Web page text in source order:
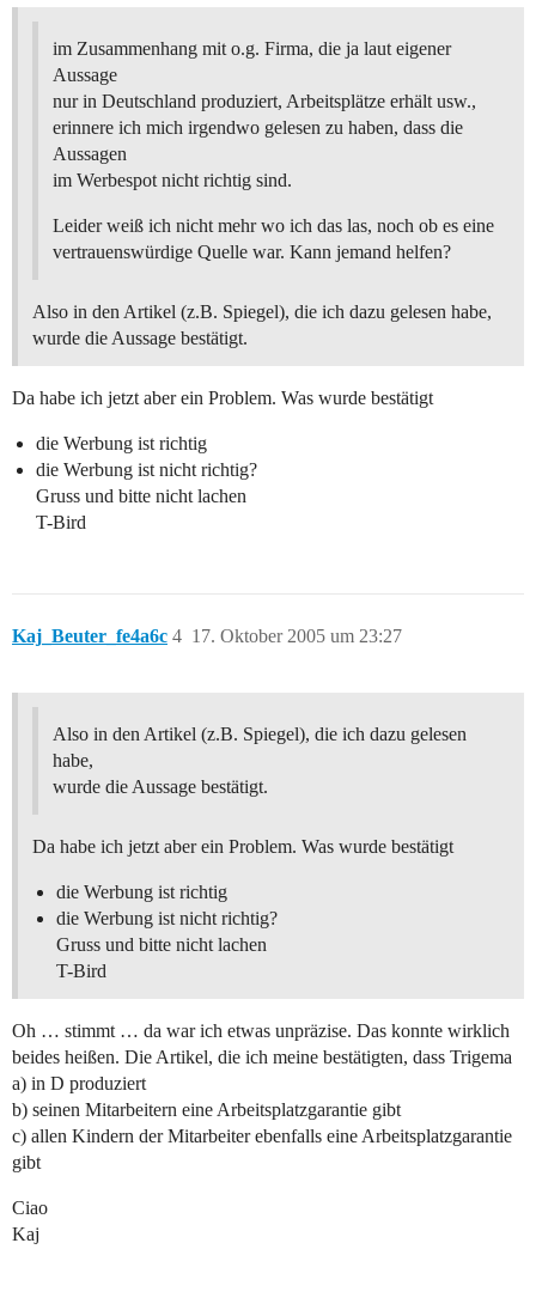
im Zusammenhang mit o.g. Firma, die ja laut eigener
Aussage
nur in Deutschland produziert, Arbeitsplätze erhält usw.,
erinnere ich mich irgendwo gelesen zu haben, dass die
Aussagen
im Werbespot nicht richtig sind.
Leider weiß ich nicht mehr wo ich das las, noch ob es eine
vertrauenswürdige Quelle war. Kann jemand helfen?
Also in den Artikel (z.B. Spiegel), die ich dazu gelesen habe,
wurde die Aussage bestätigt.
Da habe ich jetzt aber ein Problem. Was wurde bestätigt
die Werbung ist richtig
die Werbung ist nicht richtig?
Gruss und bitte nicht lachen
T-Bird
Kaj_Beuter_fe4a6c 17. Oktober 2005 um 23:27
4
Also in den Artikel (z.B. Spiegel), die ich dazu gelesen
habe,
wurde die Aussage bestätigt.
Da habe ich jetzt aber ein Problem. Was wurde bestätigt
die Werbung ist richtig
die Werbung ist nicht richtig?
Gruss und bitte nicht lachen
T-Bird
Oh … stimmt … da war ich etwas unpräzise. Das konnte wirklich
beides heißen. Die Artikel, die ich meine bestätigten, dass Trigema
a) in D produziert
b) seinen Mitarbeitern eine Arbeitsplatzgarantie gibt
c) allen Kindern der Mitarbeiter ebenfalls eine Arbeitsplatzgarantie
gibt
Ciao
Kaj